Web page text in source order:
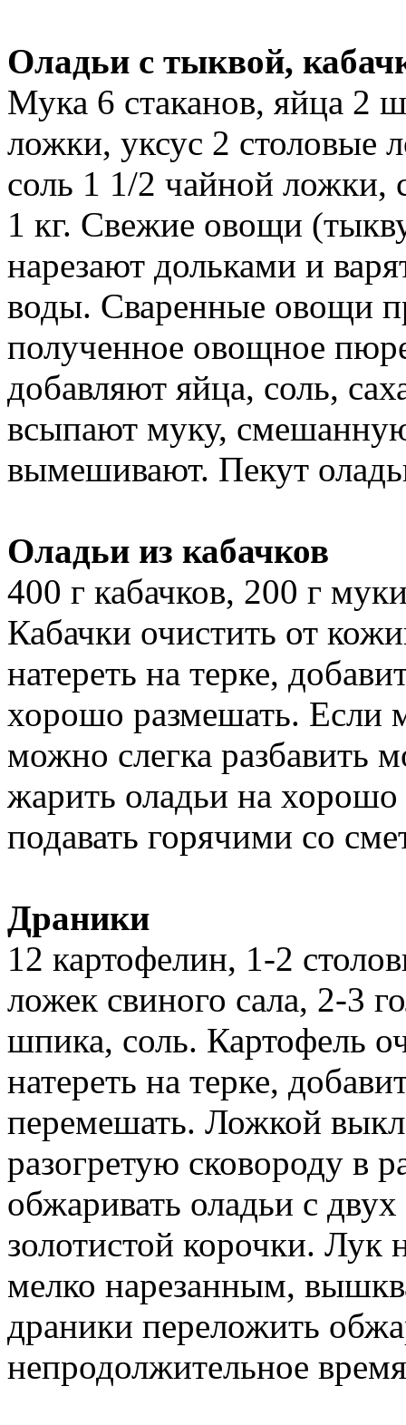
Оладьи с тыквой,
Мука 6 стаканов, яйца 2
ложки, уксус 2 столовые
соль 1 1/2 чайной
1 кг. Свежие овощи
нарезают дольками и
воды. Сваренные овощи
полученное овощное
добавляют яйца, соль,
всыпают муку,
вымешивают. Пекут
Оладьи из кабачков
400 г кабачков, 200 г
Кабачки очистить от
натереть на терке,
хорошо размешать. Если
можно слегка разбавить
жарить оладьи на хорошо
подавать горячими со
Драники
12 картофелин, 1-2
ложек свиного сала, 2-3
шпика, соль. Картофель
натереть на терке,
перемешать. Ложкой
разогретую сковороду в
обжаривать оладьи с
золотистой корочки. Лук
мелко нарезанным,
драники переложить
непродолжительное